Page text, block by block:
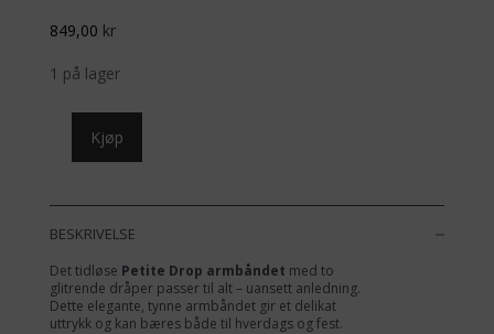
849,00 kr
1 på lager
Vintage
Rose
antall
Kjøp
BESKRIVELSE
Det tidløse Petite Drop armbåndet med to
glitrende dråper passer til alt – uansett anledning.
Dette elegante, tynne armbåndet gir et delikat
uttrykk og kan bæres både til hverdags og fest.